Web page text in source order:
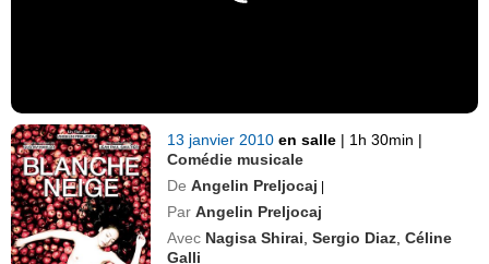
13 janvier 2010en salle | 1h 30min |
Comédie musicale
De Angelin Preljocaj |
Par Angelin Preljocaj
Avec Nagisa Shirai ,Sergio Diaz ,Céline
Galli